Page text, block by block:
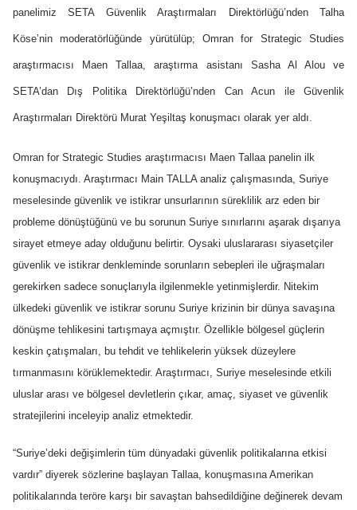
panelimiz SETA Güvenlik Araştırmaları Direktörlüğü’nden Talha
Köse’nin moderatörlüğünde yürütülüp; Omran for Strategic Studies
araştırmacısı Maen Tallaa, araştırma asistanı Sasha Al Alou ve
SETA’dan Dış Politika Direktörlüğü’nden Can Acun ile Güvenlik
Araştırmaları Direktörü Murat Yeşiltaş konuşmacı olarak yer aldı.
Omran for Strategic Studies araştırmacısı Maen Tallaa panelin ilk
konuşmacıydı. Araştırmacı Main TALLA analiz çalışmasında, Suriye
meselesinde güvenlik ve istikrar unsurlarının süreklilik arz eden bir
probleme dönüştüğünü ve bu sorunun Suriye sınırlarını aşarak dışarıya
sirayet etmeye aday olduğunu belirtir. Oysaki uluslararası siyasetçiler
güvenlik ve istikrar denkleminde sorunların sebepleri ile uğraşmaları
gerekirken sadece sonuçlarıyla ilgilenmekle yetinmişlerdir. Nitekim
ülkedeki güvenlik ve istikrar sorunu Suriye krizinin bir dünya savaşına
dönüşme tehlikesini tartışmaya açmıştır. Özellikle bölgesel güçlerin
keskin çatışmaları, bu tehdit ve tehlikelerin yüksek düzeylere
tırmanmasını körüklemektedir. Araştırmacı, Suriye meselesinde etkili
uluslar arası ve bölgesel devletlerin çıkar, amaç, siyaset ve güvenlik
stratejilerini inceleyip analiz etmektedir.
“Suriye’deki değişimlerin tüm dünyadaki güvenlik politikalarına etkisi
vardır” diyerek sözlerine başlayan Tallaa, konuşmasına Amerikan
politikalarında teröre karşı bir savaştan bahsedildiğine değinerek devam